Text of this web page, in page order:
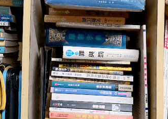
Partition Master 讓您輕鬆的移除與格
模糊影片、舊照的 AI 好幫手! VideoProc
做選擇 投影機 RGB藍牙音響 氛圍情境燈 我
體驗
晴~ 給您絕佳操控體驗 GravaStar Mercury
「蜘蛛人」椅子軍師！MSI MPG 491CQP
系列 有認證的防護來囉！ imos 首家導入
Pocket 3 爽爽帶回家 歡慶 EaseUS 21 週
不擋鏡頭 有Qi2認證的 ONPRO MagReact
冷暖氣 SONY REON POCKET PRO 穿戴式